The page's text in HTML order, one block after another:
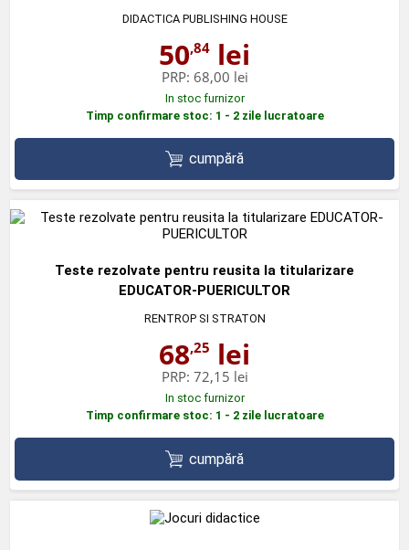
DIDACTICA PUBLISHING HOUSE
50,84 lei
PRP: 68,00 lei
In stoc furnizor
Timp confirmare stoc: 1 - 2 zile lucratoare
cumpără
Teste rezolvate pentru reusita la titularizare
EDUCATOR-PUERICULTOR
RENTROP SI STRATON
68,25 lei
PRP: 72,15 lei
In stoc furnizor
Timp confirmare stoc: 1 - 2 zile lucratoare
cumpără